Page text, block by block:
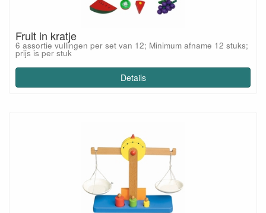
Fruit in kratje
6 assortie vullingen per set van 12; Minimum afname 12 stuks;
prijs is per stuk
Details